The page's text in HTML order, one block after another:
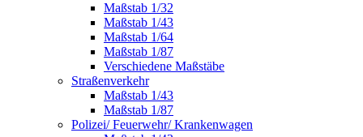
Maßstab 1/32
Maßstab 1/43
Maßstab 1/64
Maßstab 1/87
Verschiedene Maßstäbe
Straßenverkehr
Maßstab 1/43
Maßstab 1/87
Polizei/ Feuerwehr/ Krankenwagen